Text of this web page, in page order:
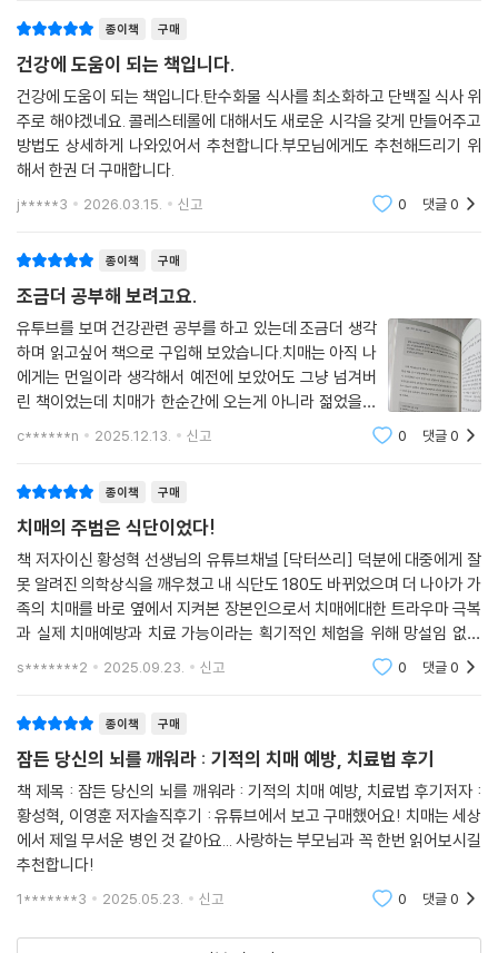
종이책 구매
건강에 도움이 되는 책입니다.
건강에 도움이 되는 책입니다.탄수화물 식사를 최소화하고 단백질 식사 위
주로 해야겠네요. 콜레스테롤에 대해서도 새로운 시각을 갖게 만들어주고
방법도 상세하게 나와있어서 추천합니다.부모님에게도 추천해드리기 위
해서 한권 더 구매합니다.
j*****3 2026.03.15. 신고 0 댓글0
종이책 구매
조금더 공부해 보려고요.
유투브를 보며 건강관련 공부를 하고 있는데 조금더 생각
하며 읽고싶어 책으로 구입해 보았습니다.치매는 아직 나
에게는 먼일이라 생각해서 예전에 보았어도 그냥 넘겨버
린 책이었는데 치매가 한순간에 오는게 아니라 젊었을때
어떻게 사느냐에 따라 그 치매의 곁으로 가게되느냐 마느
c******n 2025.12.13. 신고 0 댓글0
종이책 구매
치매의 주범은 식단이었다!
책 저자이신 황성혁 선생님의 유튜브채널 [닥터쓰리] 덕분에 대중에게 잘
못 알려진 의학상식을 깨우쳤고 내 식단도 180도 바뀌었으며 더 나아가 가
족의 치매를 바로 옆에서 지켜본 장본인으로서 치매에대한 트라우마 극복
과 실제 치매예방과 치료 가능이라는 획기적인 체험을 위해 망설임 없이
이 책을 구매했음
s*******2 2025.09.23. 신고 0 댓글0
종이책 구매
잠든 당신의 뇌를 깨워라 : 기적의 치매 예방, 치료법 후기
책 제목 : 잠든 당신의 뇌를 깨워라 : 기적의 치매 예방, 치료법 후기저자 :
황성혁, 이영훈 저자솔직후기 : 유튜브에서 보고 구매했어요! 치매는 세상
에서 제일 무서운 병인 것 같아요... 사랑하는 부모님과 꼭 한번 읽어보시길
추천합니다!
1*******3 2025.05.23. 신고 0 댓글0